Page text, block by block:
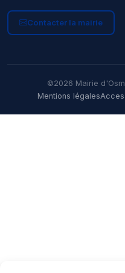
Contacter la mairie
©2026 Mairie
Mentions légales